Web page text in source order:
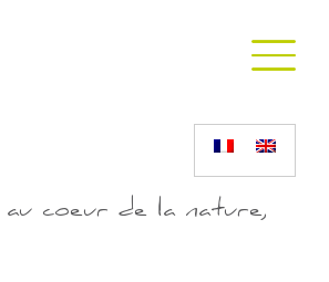
au coeur de la nature,